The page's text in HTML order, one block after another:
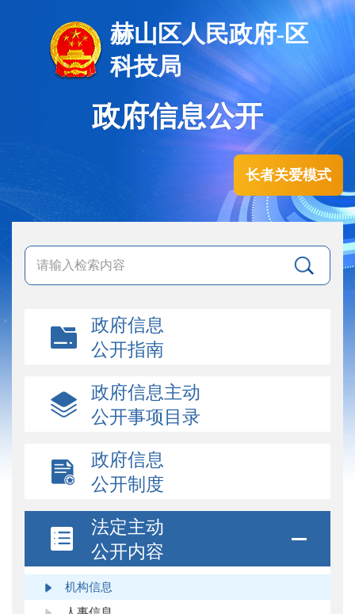
赫山区人民政府-区
科技局
政府信息公开
长者关爱模式
政府信息
公开指南
政府信息主动
公开事项目录
政府信息
公开制度
法定主动
公开内容
机构信息